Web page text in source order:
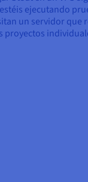
ejecutando
un servidor que
proyectos